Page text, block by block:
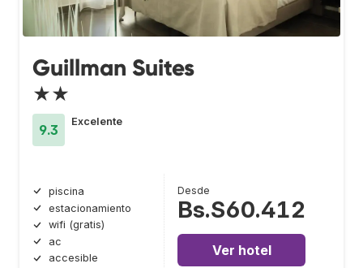
Guillman Suites
★★
9.3
Excelente
piscina
estacionamiento
wifi (gratis)
ac
accesible
Desde
Bs.S60.412
Ver hotel